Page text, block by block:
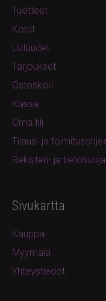
Tuotteet
Korut
Uutuudet
Tarjoukset
Ostoskori
Kassa
Oma tili
Tilaus- ja
Rekisteri- ja
Sivukartta
Kauppa
Myymälä
Yhteystiedot